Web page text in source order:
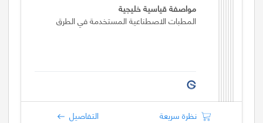
مواصفة قياسية خليجية
المطبات الاصطناعية المستخدمة في الطرق
نظرة سريعة التفاصيل